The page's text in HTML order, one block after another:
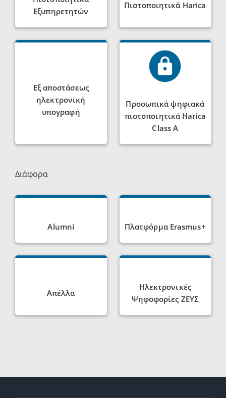
Eξυπηρετητών
Πιστοποιητικά Harica
Εξ αποστάσεως
ηλεκτρονική
υπογραφή
Προσωπικά ψηφιακά
πιστοποιητικά Harica
Class A
Διάφορα
Alumni Πλατφόρμα Erasmus+
Απέλλα
Ηλεκτρονικές
Ψηφοφορίες ΖΕΥΣ